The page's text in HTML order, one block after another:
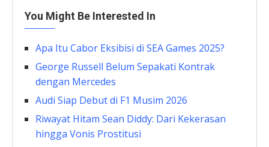
You Might Be Interested In
Apa Itu Cabor Eksibisi di SEA Games 2025?
George Russell Belum Sepakati Kontrak
dengan Mercedes
Audi Siap Debut di F1 Musim 2026
Riwayat Hitam Sean Diddy: Dari Kekerasan
hingga Vonis Prostitusi